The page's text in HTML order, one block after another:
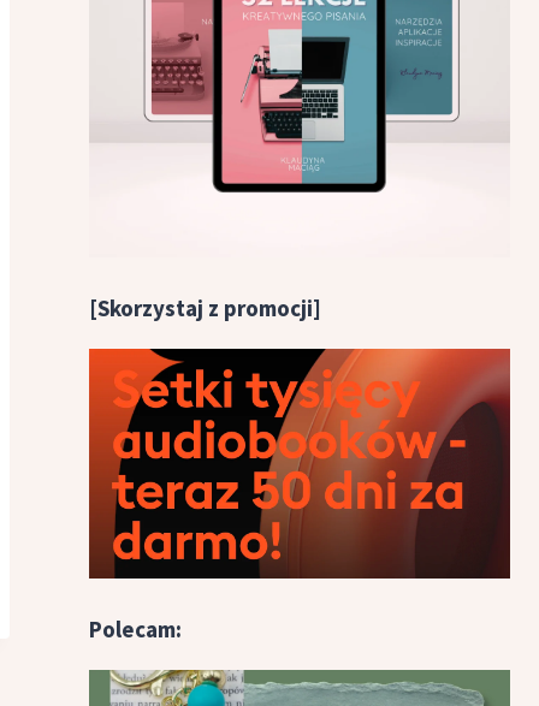
[Skorzystaj z promocji]
Polecam: